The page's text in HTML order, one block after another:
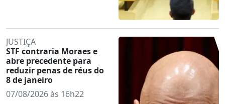
JUSTIÇA
STF contraria Moraes e
abre precedente para
reduzir penas de réus do
8 de janeiro
07/08/2026 às 16h22